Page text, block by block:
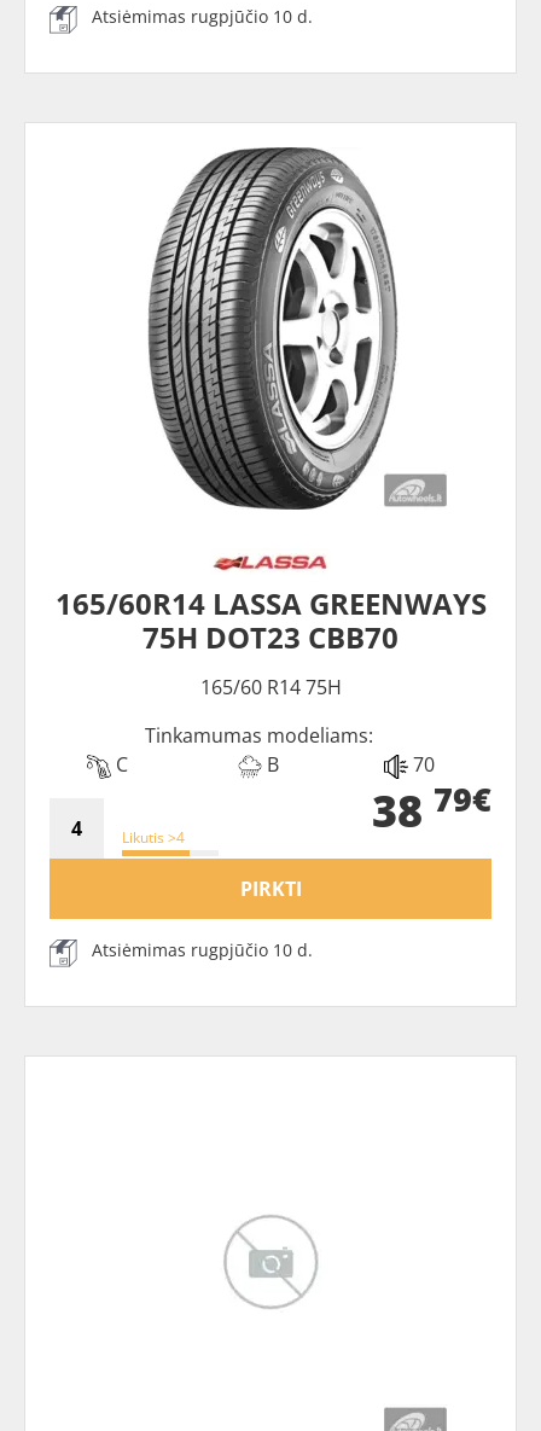
Atsiėmimas rugpjūčio 10 d.
165/60R14 LASSA GREENWAYS
75H DOT23 CBB70
165/60 R14 75H
Tinkamumas modeliams:
C
B 70
Likutis >4 38 79€
PIRKTI
Atsiėmimas rugpjūčio 10 d.